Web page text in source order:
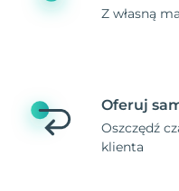
Z własną
Oferuj
Oszczędź
klienta